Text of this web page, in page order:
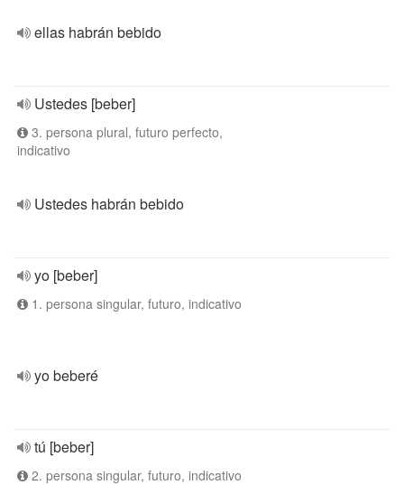
ellas habrán bebido
Ustedes [beber]
3. persona plural, futuro perfecto,
indicativo
Ustedes habrán bebido
yo [beber]
1. persona singular, futuro, indicativo
yo beberé
tú [beber]
2. persona singular, futuro, indicativo